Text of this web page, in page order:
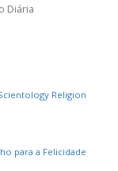
Diária
Religion
para a Felicidade